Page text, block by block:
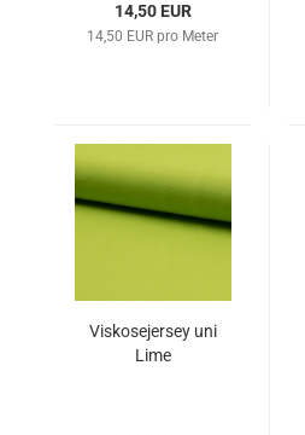
14,50 EUR
14,50 EUR pro Meter
Viskosejersey uni
Lime